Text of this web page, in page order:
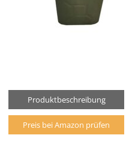
Produktbeschreibung
Preis bei Amazon prüfen